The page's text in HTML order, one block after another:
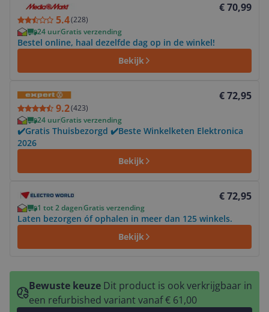
5.4(228)
€ 70,99
24 uurGratis verzending
Bestel online, haal dezelfde dag op in de winkel!
Bekijk
9.2(423)
€ 72,95
24 uurGratis verzending
✔️Gratis Thuisbezorgd ✔️Beste Winkelketen Elektronica
2026
Bekijk
€ 72,95
1 tot 2 dagenGratis verzending
Laten bezorgen óf ophalen in meer dan 125 winkels.
Bekijk
Bewuste keuze Dit product is ook verkrijgbaar in
een refurbished variant vanaf € 61,00